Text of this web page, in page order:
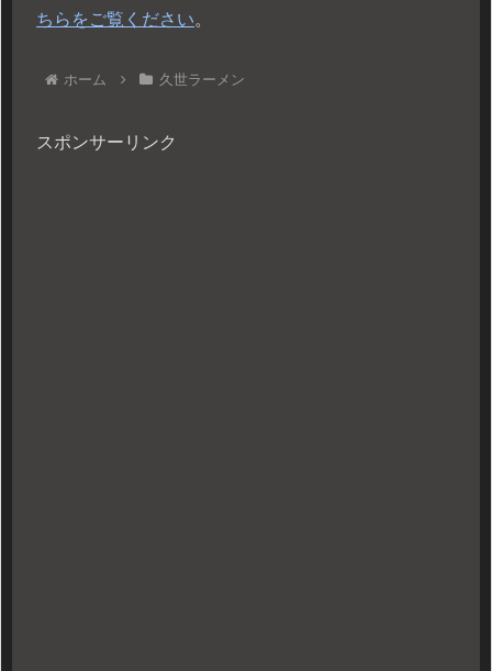
ちらをご覧ください。
ホーム 久世ラーメン
スポンサーリンク